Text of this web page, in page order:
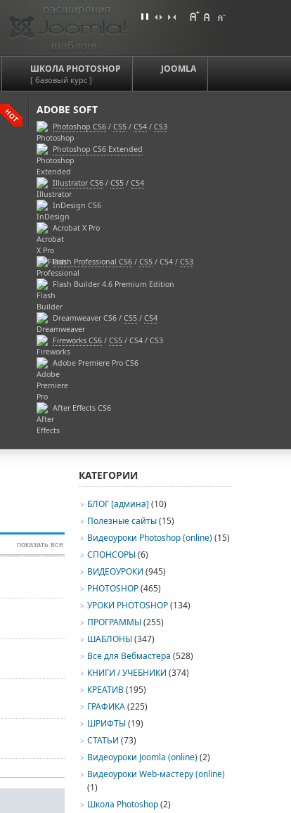
ШКОЛА PHOTOSHOP
[ базовый курс ]
JOOMLA
ADOBE SOFT
Photoshop CS6
Photoshop CS6 Extended
Illustrator CS6 / CS5 / CS4
InDesign CS6
Acrobat X Pro
Flash Professional CS6 / CS5 / CS4 / CS3
Flash Builder 4.6 Premium Edition
Dreamweaver CS6 / CS5 / CS4
Fireworks CS6 / CS5 / CS4 / CS3
Adobe Premiere Pro CS6
After Effects CS6
/ CS5 / CS4 / CS3
показать все
КАТЕГОРИИ
БЛОГ [админа] (10)
Полезные сайты(15)
Видеоуроки Photoshop (online)(15)
СПОНСОРЫ(6)
ВИДЕОУРОКИ (945)
PHOTOSHOP(465)
УРОКИ PHOTOSHOP(134)
ПРОГРАММЫ(255)
ШАБЛОНЫ(347)
Все для Вебмастера (528)
КНИГИ / УЧЕБНИКИ (374)
КРЕАТИВ(195)
ГРАФИКА(225)
ШРИФТЫ(19)
СТАТЬИ (73)
Видеоуроки Joomla (online)(2)
Видеоуроки Web-мастеру (online)
(1)
Школа Photoshop(2)